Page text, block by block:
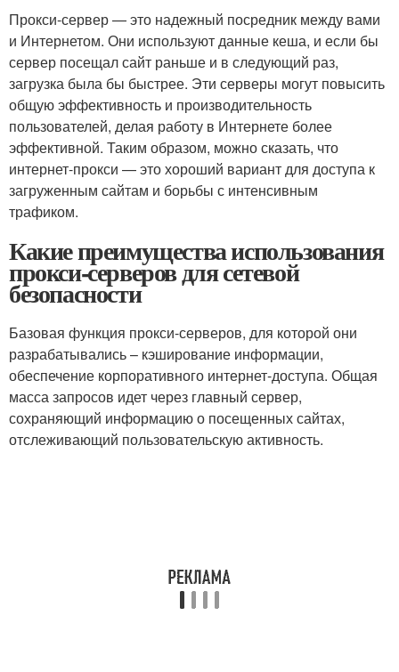
Прокси-сервер — это надежный посредник между вами
и Интернетом. Они используют данные кеша, и если бы
сервер посещал сайт раньше и в следующий раз,
загрузка была бы быстрее. Эти серверы могут повысить
общую эффективность и производительность
пользователей, делая работу в Интернете более
эффективной. Таким образом, можно сказать, что
интернет-прокси — это хороший вариант для доступа к
загруженным сайтам и борьбы с интенсивным
трафиком.
Какие преимущества использования
прокси-серверов для сетевой
безопасности
Базовая функция прокси-серверов, для которой они
разрабатывались – кэширование информации,
обеспечение корпоративного интернет-доступа. Общая
масса запросов идет через главный сервер,
сохраняющий информацию о посещенных сайтах,
отслеживающий пользовательскую активность.